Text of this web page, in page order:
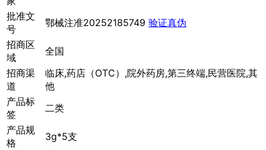
批准文
号
鄂械注准20252185749 验证真伪
招商区
域
全国
招商渠
道
临床,药店（OTC）,院外药房,第三终端,民营医院,其
他
产品标
签
二类
产品规
格
3g*5支